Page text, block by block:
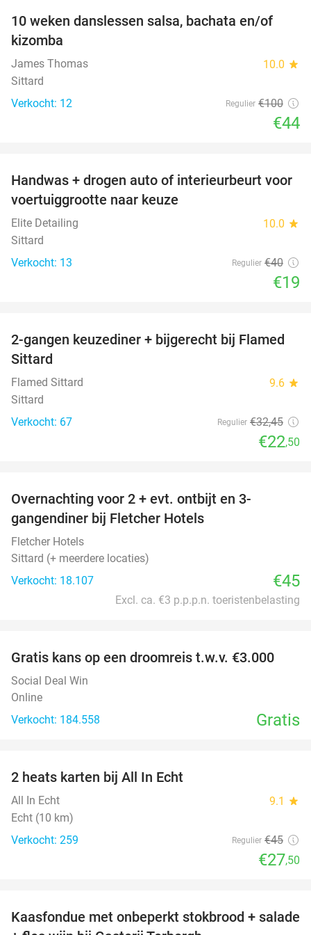
56%
10 weken danslessen salsa, bachata en/of
kizomba
James Thomas 10.0 star
Sittard
Verkocht: 12
Regulier €100
€44
53%
Handwas + drogen auto of interieurbeurt voor
voertuiggrootte naar keuze
Elite Detailing 10.0 star
Sittard
Verkocht: 13
Regulier €40
€19
31%
2-gangen keuzediner + bijgerecht bij Flamed
Sittard
Flamed Sittard 9.6 star
Sittard
Verkocht: 67
Regulier €32,45
€22,50
Overnachting voor 2 + evt. ontbijt en 3-
gangendiner bij Fletcher Hotels
Fletcher Hotels
Sittard (+ meerdere locaties)
Verkocht: 18.107
€45
Excl. ca. €3 p.p.p.n. toeristenbelasting
Gratis kans op een droomreis t.w.v. €3.000
Social Deal Win
Online
Verkocht: 184.558
Gratis
2 heats karten bij All In Echt
All In Echt 9.1 star
Echt (10 km)
Verkocht: 259
Regulier €45
€27,50
44%
Kaasfondue met onbeperkt stokbrood + salade